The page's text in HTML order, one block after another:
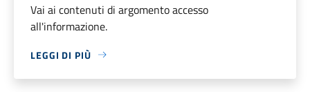
Vai ai contenuti di argomento accesso
all'informazione.
LEGGI DI PIÙ